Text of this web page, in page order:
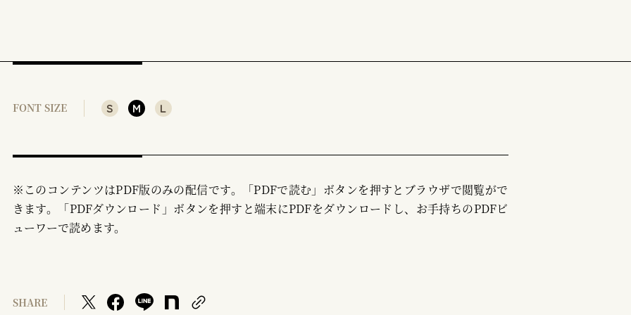
FONT SIZE S M L
※このコンテンツはPDF版のみの配信です。「PDFで読む」ボタンを押すとブラウザで閲覧がで
きます。「PDFダウンロード」ボタンを押すと端末にPDFをダウンロードし、お手持ちのPDFビ
ューワーで読めます。
SHARE